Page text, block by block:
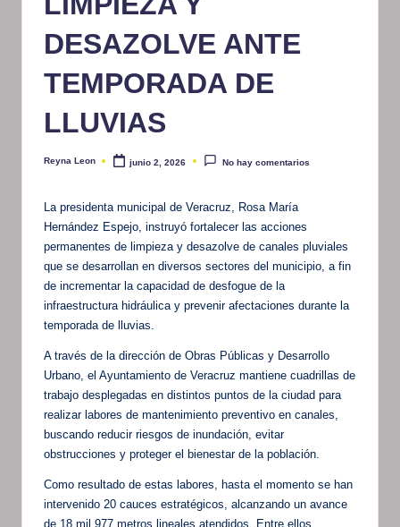
DESAZOLVE ANTE
TEMPORADA DE
LLUVIAS
Publicado
Reyna Leon junio 2, 2026 No hay comentarios
La presidenta municipal de Veracruz, Rosa María
Hernández Espejo, instruyó fortalecer las acciones
permanentes de limpieza y desazolve de canales pluviales
que se desarrollan en diversos sectores del municipio, a fin
de incrementar la capacidad de desfogue de la
infraestructura hidráulica y prevenir afectaciones durante la
temporada de lluvias.
A través de la dirección de Obras Públicas y Desarrollo
Urbano, el Ayuntamiento de Veracruz mantiene cuadrillas de
trabajo desplegadas en distintos puntos de la ciudad para
realizar labores de mantenimiento preventivo en canales,
buscando reducir riesgos de inundación, evitar
obstrucciones y proteger el bienestar de la población.
Como resultado de estas labores, hasta el momento se han
intervenido 20 cauces estratégicos, alcanzando un avance
de 18 mil 977 metros lineales atendidos. Entre ellos